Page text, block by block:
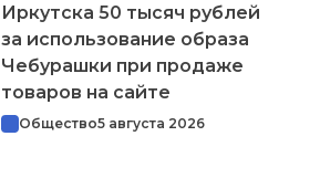
Иркутска 50 тысяч рублей
за использование образа
Чебурашки при продаже
товаров на сайте
Общество5 августа 2026